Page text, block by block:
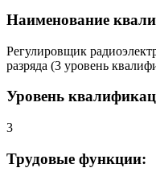
Наименование
Регулировщик
разряда (3 уровень
Уровень
3
Трудовые функции: